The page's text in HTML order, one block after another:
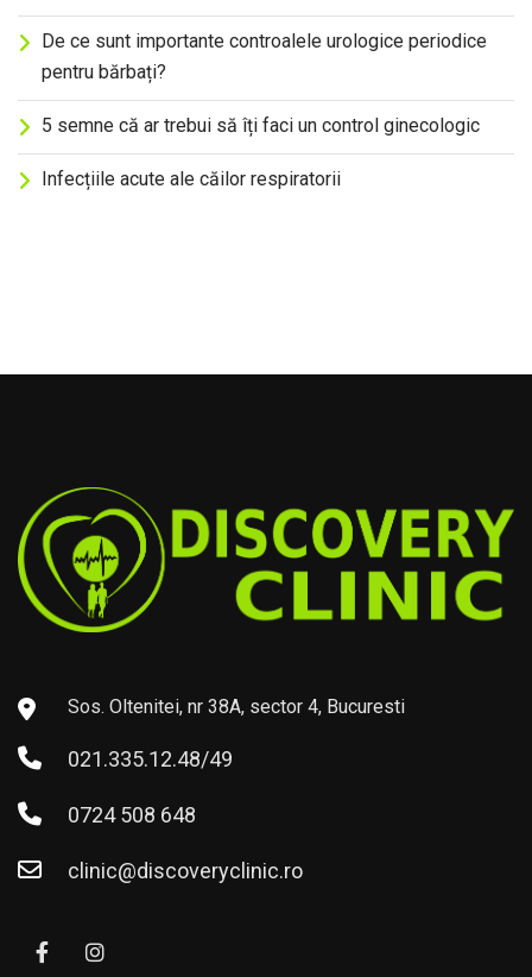
De ce sunt importante controalele urologice periodice
pentru bărbați?
5 semne că ar trebui să îți faci un control ginecologic
Infecțiile acute ale căilor respiratorii
Sos. Oltenitei, nr 38A, sector 4, Bucuresti
021.335.12.48/49
0724 508 648
clinic@discoveryclinic.ro